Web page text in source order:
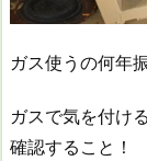
ガス使うの何年
ガスで気を付け
確認すること！